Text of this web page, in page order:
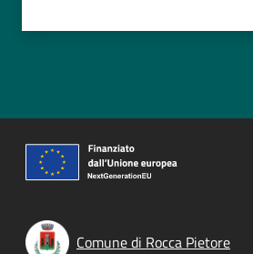
Comune di Rocca Pietore